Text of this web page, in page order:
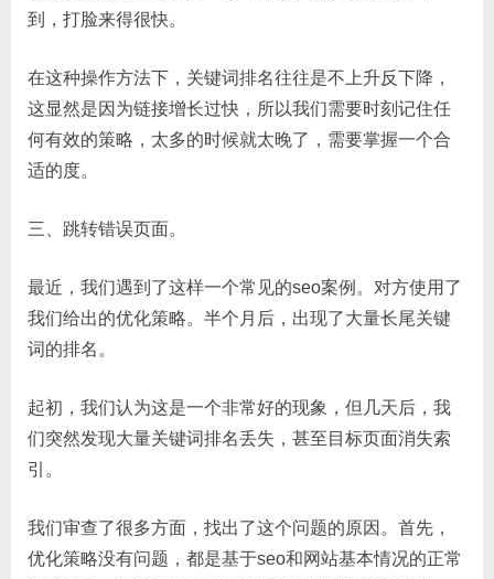
到，打脸来得很快。
在这种操作方法下，关键词排名往往是不上升反下降，
这显然是因为链接增长过快，所以我们需要时刻记住任
何有效的策略，太多的时候就太晚了，需要掌握一个合
适的度。
三、跳转错误页面。
最近，我们遇到了这样一个常见的seo案例。对方使用了
我们给出的优化策略。半个月后，出现了大量长尾关键
词的排名。
起初，我们认为这是一个非常好的现象，但几天后，我
们突然发现大量关键词排名丢失，甚至目标页面消失索
引。
我们审查了很多方面，找出了这个问题的原因。首先，
优化策略没有问题，都是基于seo和网站基本情况的正常